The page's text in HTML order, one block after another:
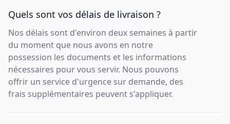
Quels sont vos délais de livraison ?
Nos délais sont d'environ deux semaines à partir
du moment que nous avons en notre
possession les documents et les informations
nécessaires pour vous servir. Nous pouvons
offrir un service d'urgence sur demande, des
frais supplémentaires peuvent s'appliquer.